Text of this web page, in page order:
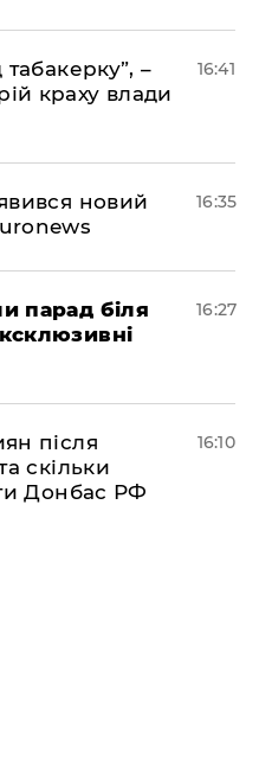
табакерку”, –
краху влади
16:41
новий
16:35
парад біля
16:27
після
скільки
Донбас РФ
16:10